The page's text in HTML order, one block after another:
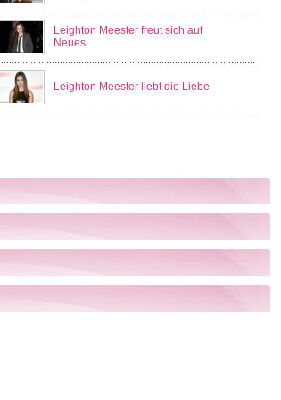
Leighton Meester freut sich auf
Neues
Leighton Meester liebt die Liebe